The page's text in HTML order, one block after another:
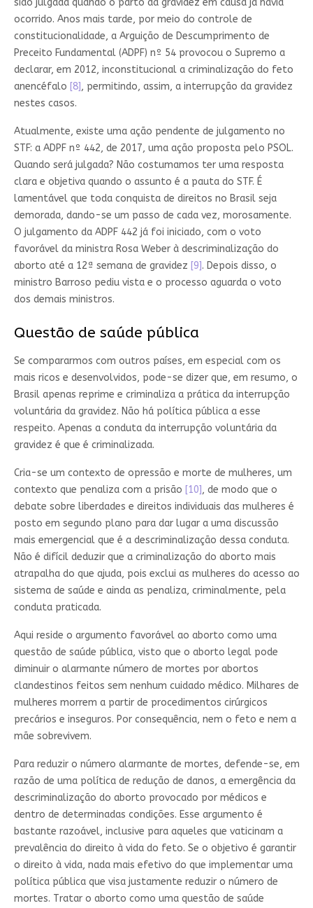
sido julgada quando o parto da gravidez em causa já havia
ocorrido. Anos mais tarde, por meio do controle de
constitucionalidade, a Arguição de Descumprimento de
Preceito Fundamental (ADPF) nº 54 provocou o Supremo a
declarar, em 2012, inconstitucional a criminalização do feto
anencéfalo [8], permitindo, assim, a interrupção da gravidez
nestes casos.
Atualmente, existe uma ação pendente de julgamento no
STF: a ADPF nº 442, de 2017, uma ação proposta pelo PSOL.
Quando será julgada? Não costumamos ter uma resposta
clara e objetiva quando o assunto é a pauta do STF. É
lamentável que toda conquista de direitos no Brasil seja
demorada, dando-se um passo de cada vez, morosamente.
O julgamento da ADPF 442 já foi iniciado, com o voto
favorável da ministra Rosa Weber à descriminalização do
aborto até a 12ª semana de gravidez [9]. Depois disso, o
ministro Barroso pediu vista e o processo aguarda o voto
dos demais ministros.
Questão de saúde pública
Se compararmos com outros países, em especial com os
mais ricos e desenvolvidos, pode-se dizer que, em resumo, o
Brasil apenas reprime e criminaliza a prática da interrupção
voluntária da gravidez. Não há política pública a esse
respeito. Apenas a conduta da interrupção voluntária da
gravidez é que é criminalizada.
Cria-se um contexto de opressão e morte de mulheres, um
contexto que penaliza com a prisão [10], de modo que o
debate sobre liberdades e direitos individuais das mulheres é
posto em segundo plano para dar lugar a uma discussão
mais emergencial que é a descriminalização dessa conduta.
Não é difícil deduzir que a criminalização do aborto mais
atrapalha do que ajuda, pois exclui as mulheres do acesso ao
sistema de saúde e ainda as penaliza, criminalmente, pela
conduta praticada.
Aqui reside o argumento favorável ao aborto como uma
questão de saúde pública, visto que o aborto legal pode
diminuir o alarmante número de mortes por abortos
clandestinos feitos sem nenhum cuidado médico. Milhares de
mulheres morrem a partir de procedimentos cirúrgicos
precários e inseguros. Por consequência, nem o feto e nem a
mãe sobrevivem.
Para reduzir o número alarmante de mortes, defende-se, em
razão de uma política de redução de danos, a emergência da
descriminalização do aborto provocado por médicos e
dentro de determinadas condições. Esse argumento é
bastante razoável, inclusive para aqueles que vaticinam a
prevalência do direito à vida do feto. Se o objetivo é garantir
o direito à vida, nada mais efetivo do que implementar uma
política pública que visa justamente reduzir o número de
mortes. Tratar o aborto como uma questão de saúde